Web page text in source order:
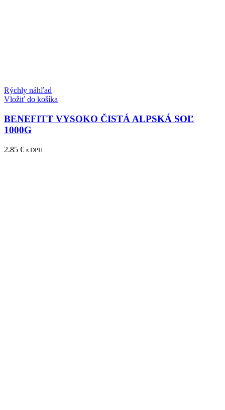
Rýchly náhľad
Vložiť do košíka
BENEFITT VYSOKO ČISTÁ ALPSKÁ SOĽ
1000G
2.85 € s DPH